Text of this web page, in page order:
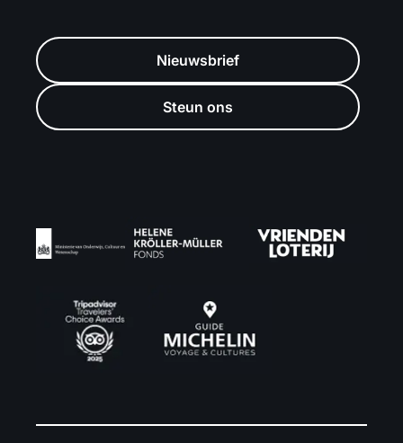
Nieuwsbrief
Steun ons